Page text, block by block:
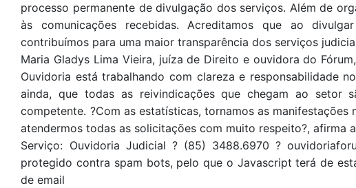
processo permanente de divulgação dos serviços. Além de
às comunicações recebidas. Acreditamos que ao
contribuímos para uma maior transparência dos serviços
Maria Gladys Lima Vieira, juíza de Direito e ouvidora do
Ouvidoria está trabalhando com clareza e responsabilidade
ainda, que todas as reivindicações que chegam ao setor
competente. ?Com as estatísticas, tornamos as
atendermos todas as solicitações com muito respeito?, afirma
Serviço: Ouvidoria Judicial ? (85) 3488.6970 ?
protegido contra spam bots, pelo que o Javascript terá de
de email